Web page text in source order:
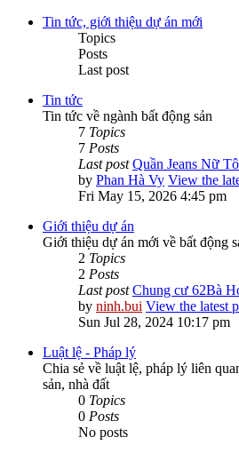
Tin tức, giới thiệu dự án mới
Topics
Posts
Last post
Tin tức
Tin tức về ngành bất động sản
7 Topics
7 Posts
Last post Quần Jeans Nữ
by Phan Hà Vy View the
Fri May 15, 2026 4:45 pm
Giới thiệu dự án
Giới thiệu dự án mới về bất động
2 Topics
2 Posts
Last post Chung cư 62Bà
by ninh.bui View the latest
Sun Jul 28, 2024 10:17 pm
Luật lệ - Pháp lý
Chia sẻ về luật lệ, pháp lý liên
sản, nhà đất
0 Topics
0 Posts
No posts